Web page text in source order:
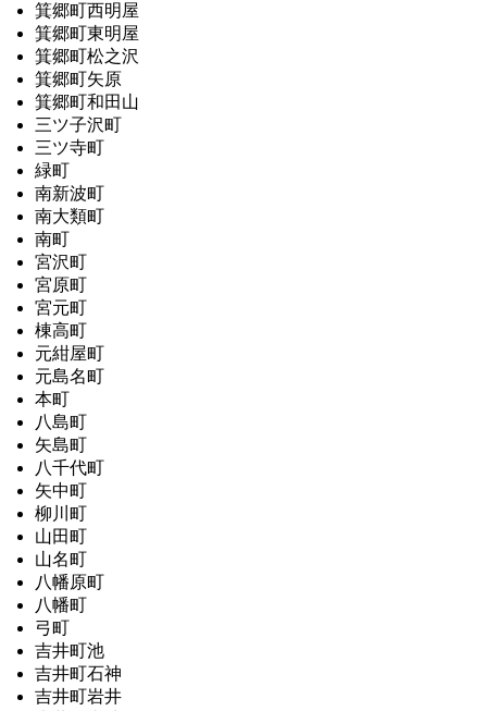
箕郷町西明屋
箕郷町東明屋
箕郷町松之沢
箕郷町矢原
箕郷町和田山
三ツ子沢町
三ツ寺町
緑町
南新波町
南大類町
南町
宮沢町
宮原町
宮元町
棟高町
元紺屋町
元島名町
本町
八島町
矢島町
八千代町
矢中町
柳川町
山田町
山名町
八幡原町
八幡町
弓町
吉井町池
吉井町石神
吉井町岩井